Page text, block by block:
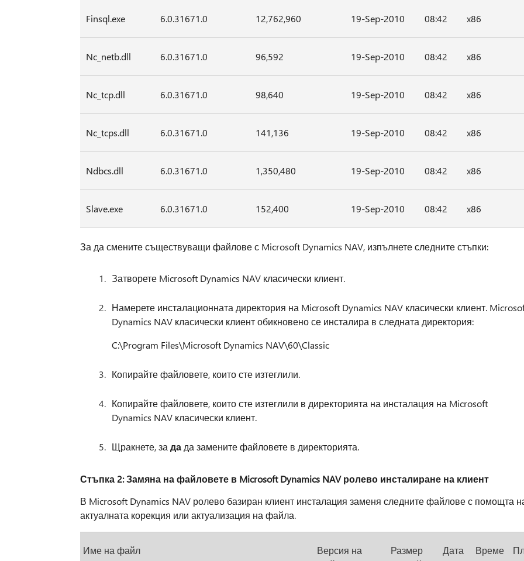
Finsql.exe 6.0.31671.0 12,762,960 19-Sep-2010 08:42 x86
Nc_netb.dll 6.0.31671.0 96,592 19-Sep-2010 08:42 x86
Nc_tcp.dll 6.0.31671.0 98,640 19-Sep-2010 08:42 x86
Nc_tcps.dll 6.0.31671.0 141,136 19-Sep-2010 08:42 x86
Ndbcs.dll 6.0.31671.0 1,350,480 19-Sep-2010 08:42 x86
Slave.exe 6.0.31671.0 152,400 19-Sep-2010 08:42 x86
За да смените съществуващи файлове с Microsoft Dynamics NAV, изпълнете следните стъпки:
Затворете Microsoft Dynamics NAV класически клиент.
Намерете инсталационната директория на Microsoft Dynamics NAV класически клиент.
Dynamics NAV класически клиент обикновено се инсталира в следната директория:
C:\Program Files\Microsoft Dynamics NAV\60\Classic
Копирайте файловете, които сте изтеглили.
Копирайте файловете, които сте изтеглили в директорията на инсталация на Microsoft
Dynamics NAV класически клиент.
Щракнете, задада замените файловете в директорията.
Стъпка 2: Замяна на файловете в Microsoft Dynamics NAV ролево инсталиране на клиент
В Microsoft Dynamics NAV ролево базиран клиент инсталация заменя следните файлове с помощта
актуалната корекция или актуализация на файла.
Име на файл
Версия на
Размер
Дата Време